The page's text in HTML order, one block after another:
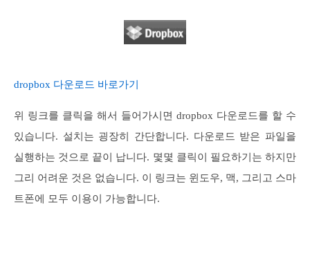
dropbox 다운로드 바로가기
위 링크를 클릭을 해서 들어가시면 dropbox 다운로드를 할 수
있습니다. 설치는 굉장히 간단합니다. 다운로드 받은 파일을
실행하는 것으로 끝이 납니다. 몇몇 클릭이 필요하기는 하지만
그리 어려운 것은 없습니다. 이 링크는 윈도우, 맥, 그리고 스마
트폰에 모두 이용이 가능합니다.